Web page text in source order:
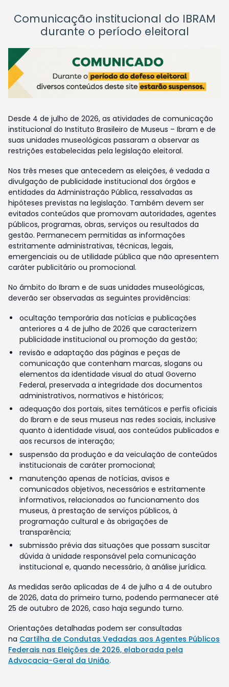
Comunicação institucional do IBRAM
durante o período eleitoral
Desde 4 de julho de 2026, as atividades de comunicação
institucional do Instituto Brasileiro de Museus – Ibram e de
suas unidades museológicas passaram a observar as
restrições estabelecidas pela legislação eleitoral.
Nos três meses que antecedem as eleições, é vedada a
divulgação de publicidade institucional dos órgãos e
entidades da Administração Pública, ressalvadas as
hipóteses previstas na legislação. Também devem ser
evitados conteúdos que promovam autoridades, agentes
públicos, programas, obras, serviços ou resultados da
gestão. Permanecem permitidas as informações
estritamente administrativas, técnicas, legais,
emergenciais ou de utilidade pública que não apresentem
caráter publicitário ou promocional.
No âmbito do Ibram e de suas unidades museológicas,
deverão ser observadas as seguintes providências:
ocultação temporária das notícias e publicações
anteriores a 4 de julho de 2026 que caracterizem
publicidade institucional ou promoção da gestão;
revisão e adaptação das páginas e peças de
comunicação que contenham marcas, slogans ou
elementos da identidade visual do atual Governo
Federal, preservada a integridade dos documentos
administrativos, normativos e históricos;
adequação dos portais, sites temáticos e perfis oficiais
do Ibram e de seus museus nas redes sociais, inclusive
quanto à identidade visual, aos conteúdos publicados e
aos recursos de interação;
suspensão da produção e da veiculação de conteúdos
institucionais de caráter promocional;
manutenção apenas de notícias, avisos e
comunicados objetivos, necessários e estritamente
informativos, relacionados ao funcionamento dos
museus, à prestação de serviços públicos, à
programação cultural e às obrigações de
transparência;
submissão prévia das situações que possam suscitar
dúvida à unidade responsável pela comunicação
institucional e, quando necessário, à análise jurídica.
As medidas serão aplicadas de 4 de julho a 4 de outubro
de 2026, data do primeiro turno, podendo permanecer até
25 de outubro de 2026, caso haja segundo turno.
Orientações detalhadas podem ser consultadas
na Cartilha de Condutas Vedadas aos Agentes Públicos
Federais nas Eleições de 2026, elaborada pela
Advocacia-Geral da União.